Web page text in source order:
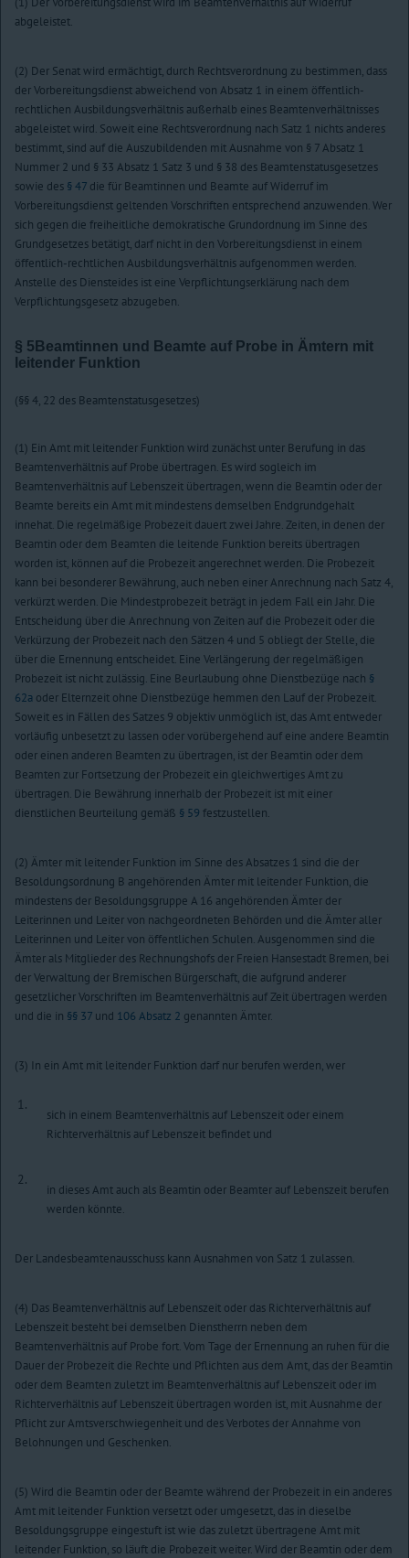
abgeleistet.
(2) Der Senat wird ermächtigt, durch Rechtsverordnung zu bestimmen, dass
der Vorbereitungsdienst abweichend von Absatz 1 in einem öffentlich-
rechtlichen Ausbildungsverhältnis außerhalb eines Beamtenverhältnisses
abgeleistet wird. Soweit eine Rechtsverordnung nach Satz 1 nichts anderes
bestimmt, sind auf die Auszubildenden mit Ausnahme von § 7 Absatz 1
Nummer 2 und § 33 Absatz 1 Satz 3 und § 38 des Beamtenstatusgesetzes
sowie des § 47 die für Beamtinnen und Beamte auf Widerruf im
Vorbereitungsdienst geltenden Vorschriften entsprechend anzuwenden. Wer
sich gegen die freiheitliche demokratische Grundordnung im Sinne des
Grundgesetzes betätigt, darf nicht in den Vorbereitungsdienst in einem
öffentlich-rechtlichen Ausbildungsverhältnis aufgenommen werden.
Anstelle des Diensteides ist eine Verpflichtungserklärung nach dem
Verpflichtungsgesetz abzugeben.
§ 5 Beamtinnen und Beamte auf Probe in Ämtern mit
leitender Funktion
(§§ 4, 22 des Beamtenstatusgesetzes)
(1) Ein Amt mit leitender Funktion wird zunächst unter Berufung in das
Beamtenverhältnis auf Probe übertragen. Es wird sogleich im
Beamtenverhältnis auf Lebenszeit übertragen, wenn die Beamtin oder der
Beamte bereits ein Amt mit mindestens demselben Endgrundgehalt
innehat. Die regelmäßige Probezeit dauert zwei Jahre. Zeiten, in denen der
Beamtin oder dem Beamten die leitende Funktion bereits übertragen
worden ist, können auf die Probezeit angerechnet werden. Die Probezeit
kann bei besonderer Bewährung, auch neben einer Anrechnung nach Satz 4,
verkürzt werden. Die Mindestprobezeit beträgt in jedem Fall ein Jahr. Die
Entscheidung über die Anrechnung von Zeiten auf die Probezeit oder die
Verkürzung der Probezeit nach den Sätzen 4 und 5 obliegt der Stelle, die
über die Ernennung entscheidet. Eine Verlängerung der regelmäßigen
Probezeit ist nicht zulässig. Eine Beurlaubung ohne Dienstbezüge nach §
62a oder Elternzeit ohne Dienstbezüge hemmen den Lauf der Probezeit.
Soweit es in Fällen des Satzes 9 objektiv unmöglich ist, das Amt entweder
vorläufig unbesetzt zu lassen oder vorübergehend auf eine andere Beamtin
oder einen anderen Beamten zu übertragen, ist der Beamtin oder dem
Beamten zur Fortsetzung der Probezeit ein gleichwertiges Amt zu
übertragen. Die Bewährung innerhalb der Probezeit ist mit einer
dienstlichen Beurteilung gemäß § 59 festzustellen.
(2) Ämter mit leitender Funktion im Sinne des Absatzes 1 sind die der
Besoldungsordnung B angehörenden Ämter mit leitender Funktion, die
mindestens der Besoldungsgruppe A 16 angehörenden Ämter der
Leiterinnen und Leiter von nachgeordneten Behörden und die Ämter aller
Leiterinnen und Leiter von öffentlichen Schulen. Ausgenommen sind die
Ämter als Mitglieder des Rechnungshofs der Freien Hansestadt Bremen, bei
der Verwaltung der Bremischen Bürgerschaft, die aufgrund anderer
gesetzlicher Vorschriften im Beamtenverhältnis auf Zeit übertragen werden
und die in §§ 37 und 106 Absatz 2 genannten Ämter.
(3) In ein Amt mit leitender Funktion darf nur berufen werden, wer
1.
sich in einem Beamtenverhältnis auf Lebenszeit oder einem
Richterverhältnis auf Lebenszeit befindet und
2.
in dieses Amt auch als Beamtin oder Beamter auf Lebenszeit berufen
werden könnte.
Der Landesbeamtenausschuss kann Ausnahmen von Satz 1 zulassen.
(4) Das Beamtenverhältnis auf Lebenszeit oder das Richterverhältnis auf
Lebenszeit besteht bei demselben Dienstherrn neben dem
Beamtenverhältnis auf Probe fort. Vom Tage der Ernennung an ruhen für die
Dauer der Probezeit die Rechte und Pflichten aus dem Amt, das der Beamtin
oder dem Beamten zuletzt im Beamtenverhältnis auf Lebenszeit oder im
Richterverhältnis auf Lebenszeit übertragen worden ist, mit Ausnahme der
Pflicht zur Amtsverschwiegenheit und des Verbotes der Annahme von
Belohnungen und Geschenken.
(5) Wird die Beamtin oder der Beamte während der Probezeit in ein anderes
Amt mit leitender Funktion versetzt oder umgesetzt, das in dieselbe
Besoldungsgruppe eingestuft ist wie das zuletzt übertragene Amt mit
leitender Funktion, so läuft die Probezeit weiter. Wird der Beamtin oder dem